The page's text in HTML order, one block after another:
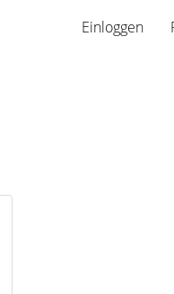
Einloggen